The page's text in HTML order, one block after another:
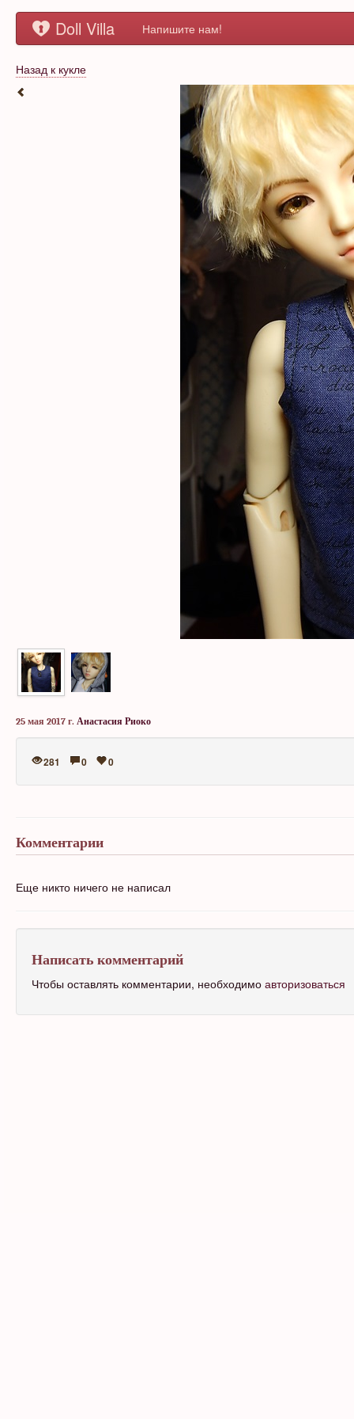
Doll Villa Напишите нам!
Назад к кукле
25 мая 2017 г. Анастасия Риоко
281 0 0
Комментарии
Еще никто ничего не написал
Написать комментарий
Чтобы оставлять комментарии, необходимо авторизоваться